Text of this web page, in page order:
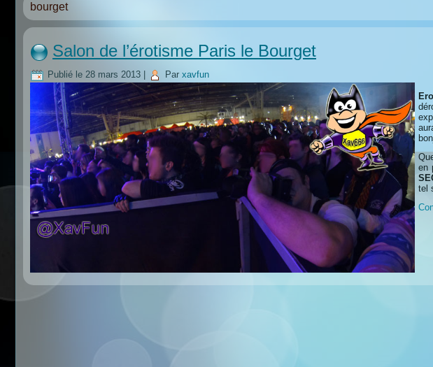
bourget
Salon de l’érotisme Paris le Bourget
Publié le 28 mars 2013 Par xavfun
en
tel